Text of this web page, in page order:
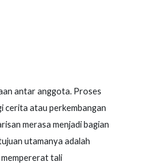
antar anggota. Proses
cerita atau perkembangan
merasa menjadi bagian
utamanya adalah
tali